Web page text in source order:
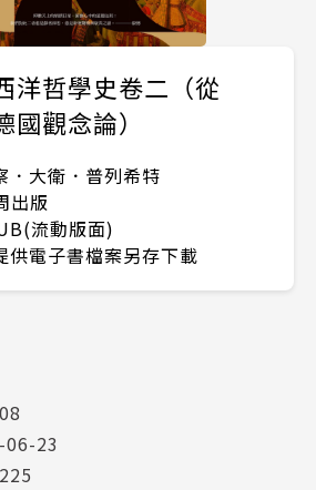
洋哲學史卷二（從
觀念論）
．大衛．普列希特
出版
流動版面)
供電子書檔案另存下載
06-23